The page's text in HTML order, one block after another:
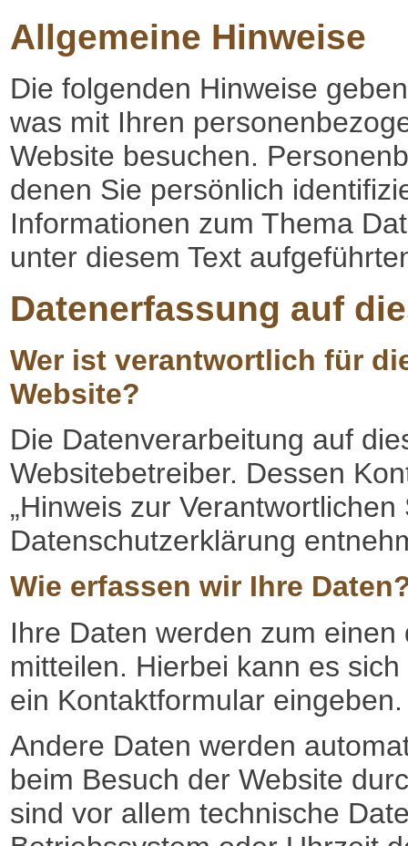
Allgemeine Hinweise
Die folgenden Hinweise
was mit Ihren
Website besuchen.
denen Sie persönlich
Informationen zum Thema
unter diesem Text
Datenerfassung auf
Wer ist verantwortlich für
Website?
Die Datenverarbeitung auf
Websitebetreiber. Dessen
„Hinweis zur Verantwortlichen
Datenschutzerklärung
Wie erfassen wir Ihre
Ihre Daten werden zum
mitteilen. Hierbei kann es
ein Kontaktformular eingeben.
Andere Daten werden
beim Besuch der Website
sind vor allem technische